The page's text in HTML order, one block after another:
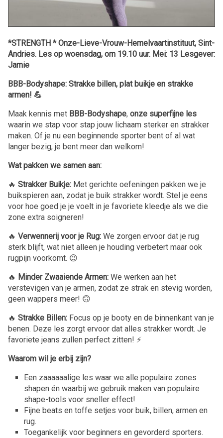
*STRENGTH * Onze-Lieve-Vrouw-Hemelvaartinstituut, Sint-
Andries. Les op woensdag, om 19.10 uur. Mei: 13 Lesgever:
Jamie
BBB-Bodyshape: Strakke billen, plat buikje en strakke
armen! 💪
Maak kennis met BBB-Bodyshape, onze superfijne les
waarin we stap voor stap jouw lichaam sterker en strakker
maken. Of je nu een beginnende sporter bent of al wat
langer bezig, je bent meer dan welkom!
Wat pakken we samen aan:
🔥 Strakker Buikje: Met gerichte oefeningen pakken we je
buikspieren aan, zodat je buik strakker wordt. Stel je eens
voor hoe goed je je voelt in je favoriete kleedje als we die
zone extra soigneren!
🔥 Verwennerij voor je Rug: We zorgen ervoor dat je rug
sterk blijft, wat niet alleen je houding verbetert maar ook
rugpijn voorkomt. 😉
🔥 Minder Zwaaiende Armen: We werken aan het
verstevigen van je armen, zodat ze strak en stevig worden,
geen wappers meer! 🙃
🔥 Strakke Billen: Focus op je booty en de binnenkant van je
benen. Deze les zorgt ervoor dat alles strakker wordt. Je
favoriete jeans zullen perfect zitten! ⚡️
Waarom wil je erbij zijn?
Een zaaaaaalige les waar we alle populaire zones
shapen én waarbij we gebruik maken van populaire
shape-tools voor sneller effect!
Fijne beats en toffe setjes voor buik, billen, armen en
rug.
Toegankelijk voor beginners en gevorderd sporters.